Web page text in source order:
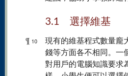
3.1 選擇維基
¶ 10
現有的維基程式數量龐
錢等方面各不相同。一
對用戶的電腦知識要求